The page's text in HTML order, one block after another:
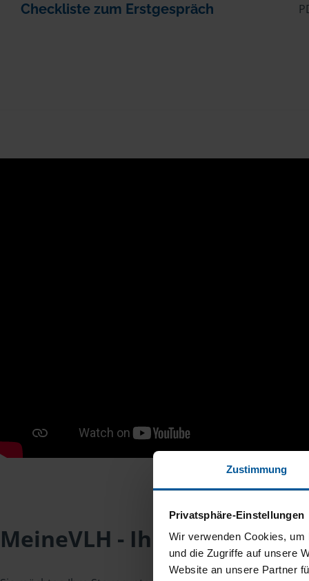
Zustimmung
Privatsphäre-Einstellungen
Wir verwenden Cookies,
und die Zugriffe auf unsere
Website an unsere Partner
Checkliste zum Erstgespräch
MeineVLH - Ihr